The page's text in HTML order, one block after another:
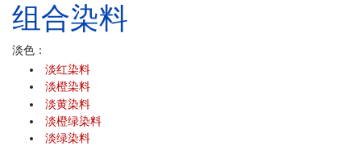
组合染料
淡色：
淡红染料
淡橙染料
淡黄染料
淡橙绿染料
淡绿染料